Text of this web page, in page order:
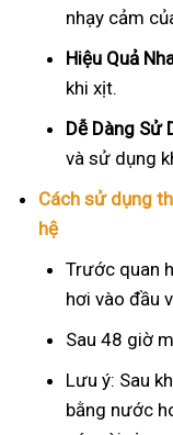
nhạy cảm
Hiệu Quả
khi xịt.
Dễ Dàng Sử
và sử dụng
Cách sử dụng
hệ
Trước quan
hơi vào đầu
Sau 48 giờ
Lưu ý: Sau
bằng nước